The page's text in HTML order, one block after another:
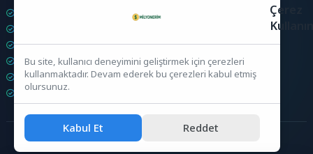
KDV Hesaplama
İndirim Hesaplama
Zam Hesaplama
Bileşik Hesaplama
Çerez
Bu site, kullanıcı deneyimini geliştirmek için çerezleri
kullanmaktadır. Devam ederek bu çerezleri kabul etmiş
olursunuz.
Kabul Et Reddet